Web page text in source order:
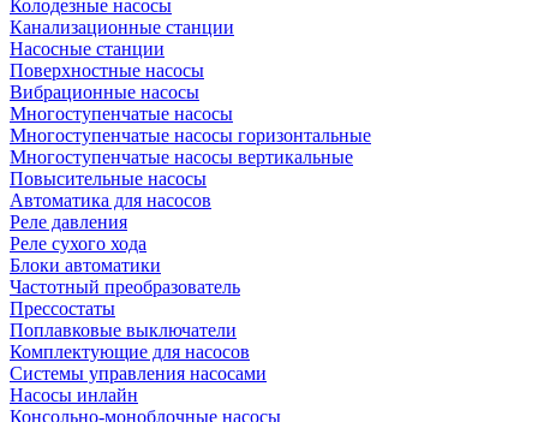
Колодезные насосы
Канализационные станции
Насосные станции
Поверхностные насосы
Вибрационные насосы
Многоступенчатые насосы
Многоступенчатые насосы горизонтальные
Многоступенчатые насосы вертикальные
Повысительные насосы
Автоматика для насосов
Реле давления
Реле сухого хода
Блоки автоматики
Частотный преобразователь
Прессостаты
Поплавковые выключатели
Комплектующие для насосов
Системы управления насосами
Насосы инлайн
Консольно-моноблочные насосы